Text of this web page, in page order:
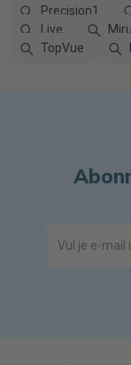
Precision1
Live
Miru
TopVue